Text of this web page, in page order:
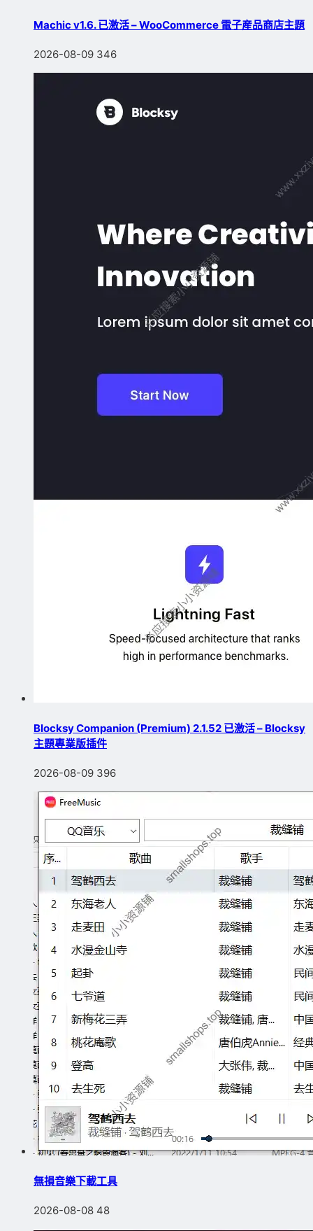
Machic v1.6. 已激活 – WooCommerce 電子産品商店主題
2026-08-09 346
Blocksy Companion (Premium) 2.1.52 已激活 – Blocksy
主題專業版插件
2026-08-09 396
無損音樂下載工具
2026-08-08 48